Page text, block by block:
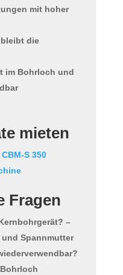
mit hoher
die
im Bohrloch und
mieten
S 350
Fragen
–
und Spannmutter